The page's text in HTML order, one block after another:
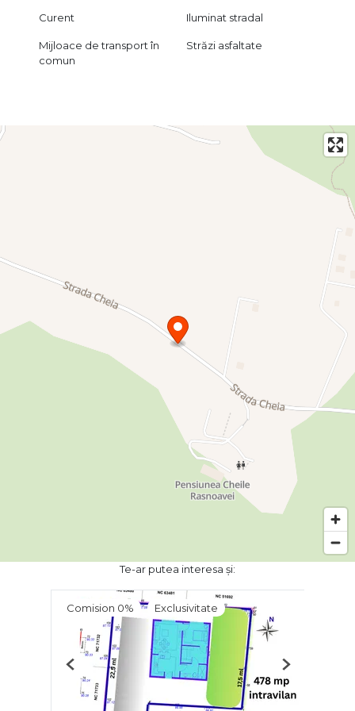
Curent Iluminat stradal
Mijloace de transport în
comun
Străzi asfaltate
Te-ar putea interesa și:
Comision 0% Exclusivitate
Previous Next